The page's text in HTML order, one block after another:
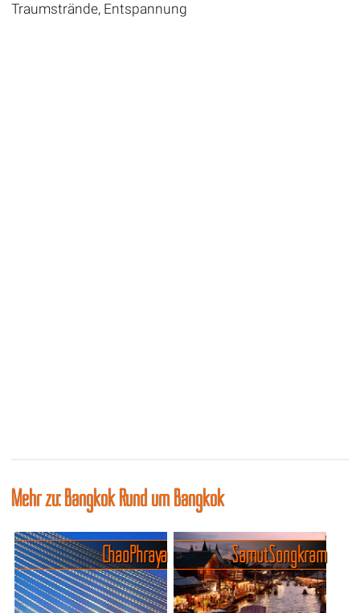
Traumstrände, Entspannung
Mehr zu: Bangkok Rund um Bangkok
Chao Phraya Samut Songkram